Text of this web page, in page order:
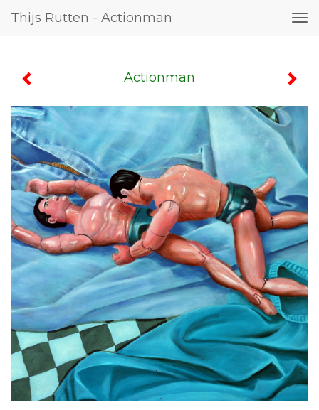
Thijs Rutten - Actionman
Actionman